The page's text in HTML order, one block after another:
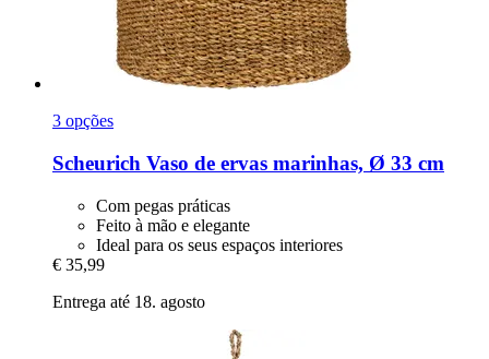
3 opções
Scheurich Vaso de ervas marinhas, Ø 33 cm
Com pegas práticas
Feito à mão e elegante
Ideal para os seus espaços interiores
€ 35,99
Entrega até 18. agosto